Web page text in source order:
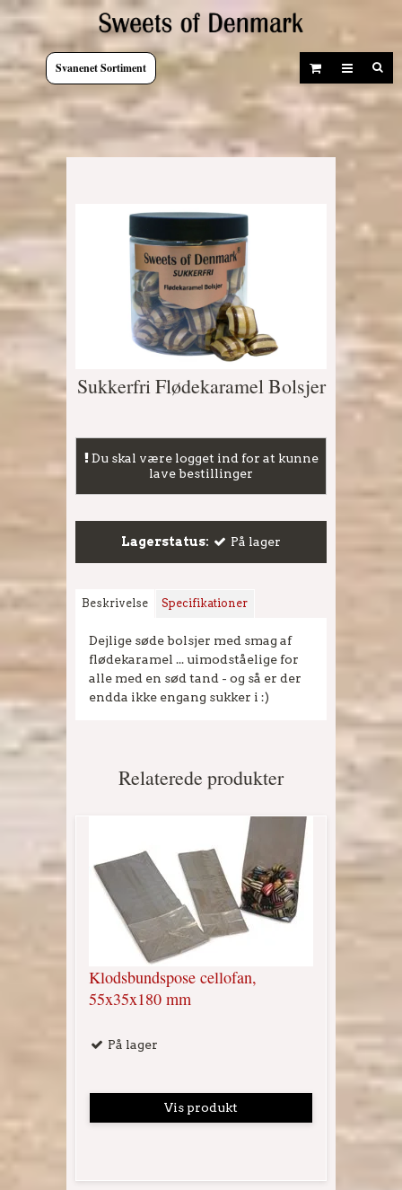
Svanenet Sortiment
Sukkerfri Flødekaramel Bolsjer
Du skal være logget ind for at kunne
lave bestillinger
Lagerstatus: På lager
Beskrivelse Specifikationer
Dejlige søde bolsjer med smag af
flødekaramel ... uimodståelige for
alle med en sød tand - og så er der
endda ikke engang sukker i :)
Relaterede produkter
Klodsbundspose cellofan,
55x35x180 mm
På lager
Vis produkt